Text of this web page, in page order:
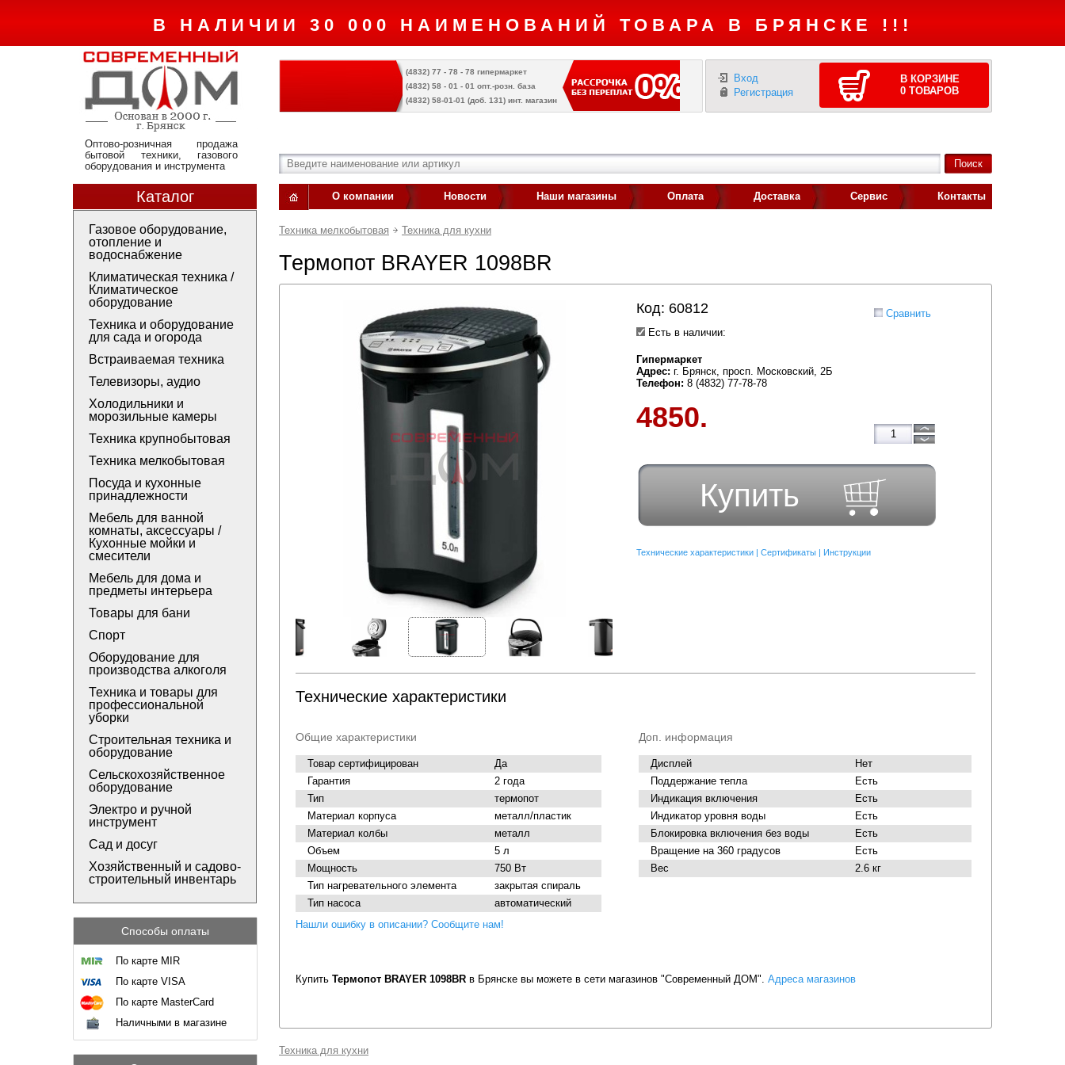
В НАЛИЧИИ 30 000 НАИМЕНОВАНИЙ ТОВАРА В БРЯНСКЕ !!!
Оптово-розничная продажа
бытовой техники, газового
оборудования и инструмента
(4832) 77 - 78 - 78 гипермаркет
(4832) 58 - 01 - 01 опт.-розн. база
(4832) 58-01-01 (доб. 131) инт. магазин
Вход
Регистрация
В КОРЗИНЕ
0 ТОВАРОВ
Каталог
Газовое оборудование,
отопление и
водоснабжение
Климатическая техника /
Климатическое
оборудование
Техника и оборудование
для сада и огорода
Встраиваемая техника
Телевизоры, аудио
Холодильники и
морозильные камеры
Техника крупнобытовая
Техника мелкобытовая
Посуда и кухонные
принадлежности
Мебель для ванной
комнаты, аксессуары /
Кухонные мойки и
смесители
Мебель для дома и
предметы интерьера
Товары для бани
Спорт
Оборудование для
производства алкоголя
Техника и товары для
профессиональной
уборки
Строительная техника и
оборудование
Сельскохозяйственное
оборудование
Электро и ручной
инструмент
Сад и досуг
Хозяйственный и садово-
строительный инвентарь
Способы оплаты
По карте MIR
По карте VISA
По карте MasterCard
Наличными в магазине
О компании Новости Наши магазины Оплата Доставка Сервис Контакты
Техника мелкобытовая Техника для кухни
Термопот BRAYER 1098BR
Код: 60812
Есть в наличии:
Сравнить
Гипермаркет
Адрес: г. Брянск, просп. Московский, 2Б
Телефон: 8 (4832) 77-78-78
4850.
Купить
Технические характеристики | Сертификаты | Инструкции
Технические характеристики
Общие характеристики
Товар сертифицирован
Да
Гарантия
2 года
Тип
термопот
Материал корпуса
металл/пластик
Материал колбы
металл
Объем
5 л
Мощность
750 Вт
Тип нагревательного элемента
закрытая спираль
Тип насоса
автоматический
Доп. информация
Дисплей
Нет
Поддержание тепла
Есть
Индикация включения
Есть
Индикатор уровня воды
Есть
Блокировка включения без воды
Есть
Вращение на 360 градусов
Есть
Вес
2.6 кг
Нашли ошибку в описании? Сообщите нам!
Купить Термопот BRAYER 1098BR в Брянске вы можете в сети магазинов "Современный ДОМ". Адреса магазинов
Техника для кухни